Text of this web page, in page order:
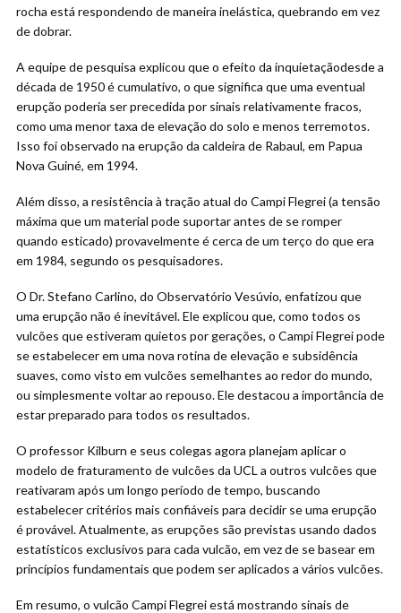
rocha está respondendo de maneira inelástica, quebrando em vez
de dobrar.
A equipe de pesquisa explicou que o efeito da inquietaçãodesde a
década de 1950 é cumulativo, o que significa que uma eventual
erupção poderia ser precedida por sinais relativamente fracos,
como uma menor taxa de elevação do solo e menos terremotos.
Isso foi observado na erupção da caldeira de Rabaul, em Papua
Nova Guiné, em 1994.
Além disso, a resistência à tração atual do Campi Flegrei (a tensão
máxima que um material pode suportar antes de se romper
quando esticado) provavelmente é cerca de um terço do que era
em 1984, segundo os pesquisadores.
O Dr. Stefano Carlino, do Observatório Vesúvio, enfatizou que
uma erupção não é inevitável. Ele explicou que, como todos os
vulcões que estiveram quietos por gerações, o Campi Flegrei pode
se estabelecer em uma nova rotina de elevação e subsidência
suaves, como visto em vulcões semelhantes ao redor do mundo,
ou simplesmente voltar ao repouso. Ele destacou a importância de
estar preparado para todos os resultados.
O professor Kilburn e seus colegas agora planejam aplicar o
modelo de fraturamento de vulcões da UCL a outros vulcões que
reativaram após um longo período de tempo, buscando
estabelecer critérios mais confiáveis para decidir se uma erupção
é provável. Atualmente, as erupções são previstas usando dados
estatísticos exclusivos para cada vulcão, em vez de se basear em
princípios fundamentais que podem ser aplicados a vários vulcões.
Em resumo, o vulcão Campi Flegrei está mostrando sinais de